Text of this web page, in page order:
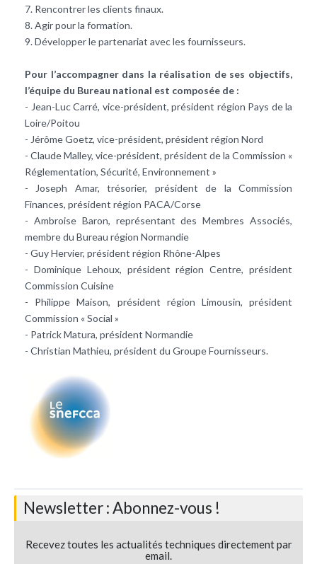
7. Rencontrer les clients finaux.
8. Agir pour la formation.
9. Développer le partenariat avec les fournisseurs.
Pour l’accompagner dans la réalisation de ses objectifs,
l’équipe du Bureau national est composée de :
- Jean-Luc Carré, vice-président, président région Pays de la
Loire/Poitou
- Jérôme Goetz, vice-président, président région Nord
- Claude Malley, vice-président, président de la Commission «
Réglementation, Sécurité, Environnement »
- Joseph Amar, trésorier, président de la Commission
Finances, président région PACA/Corse
- Ambroise Baron, représentant des Membres Associés,
membre du Bureau région Normandie
- Guy Hervier, président région Rhône-Alpes
- Dominique Lehoux, président région Centre, président
Commission Cuisine
- Philippe Maison, président région Limousin, président
Commission « Social »
- Patrick Matura, président Normandie
- Christian Mathieu, président du Groupe Fournisseurs.
Newsletter : Abonnez-vous !
Recevez toutes les actualités techniques directement par
email.